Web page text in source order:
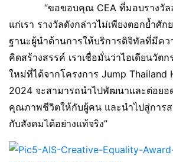
“ขอขอบคุณ CEA ที่มอบรางวัลอั
แก่เรา รางวัลดังกล่าวไม่เพียงตอกย้ำศั
ฐานะผู้นำด้านการให้บริการดิจิทัลที่มีคว
คิดสร้างสรรค์ เราเชื่อมั่นว่าไอเดียนวัต
ใหม่ที่ได้จากโครงการ Jump Thailand
2024 จะสามารถนำไปพัฒนาและต่อยอ
คุณภาพชีวิตให้กับผู้คน และนำไปสู่การส
กับสังคมได้อย่างแท้จริง”